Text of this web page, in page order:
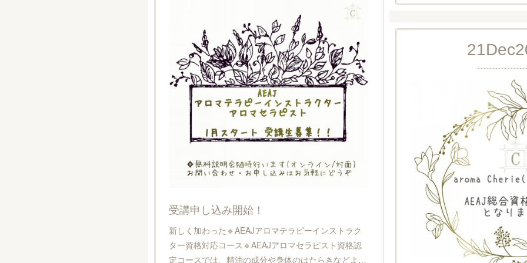
受講申し込み開始！
新しく加わった🔹AEAJアロマテラピーインストラク
ター資格対応コース🔹AEAJアロマセラピスト資格認
定コースでは、精油の成分や身体のはたらきなどよ…
21Dec